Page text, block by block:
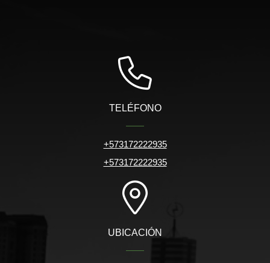
TELÉFONO
+573172222935
+573172222935
UBICACIÓN